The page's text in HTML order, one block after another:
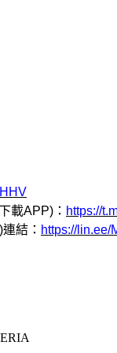
載APP)： https://
結： https://lin.ee/